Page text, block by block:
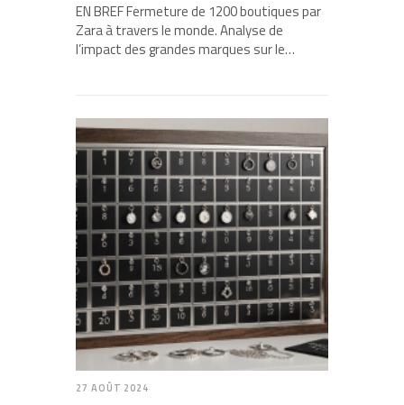
EN BREF Fermeture de 1200 boutiques par
Zara à travers le monde. Analyse de
l’impact des grandes marques sur le…
27 AOÛT 2024